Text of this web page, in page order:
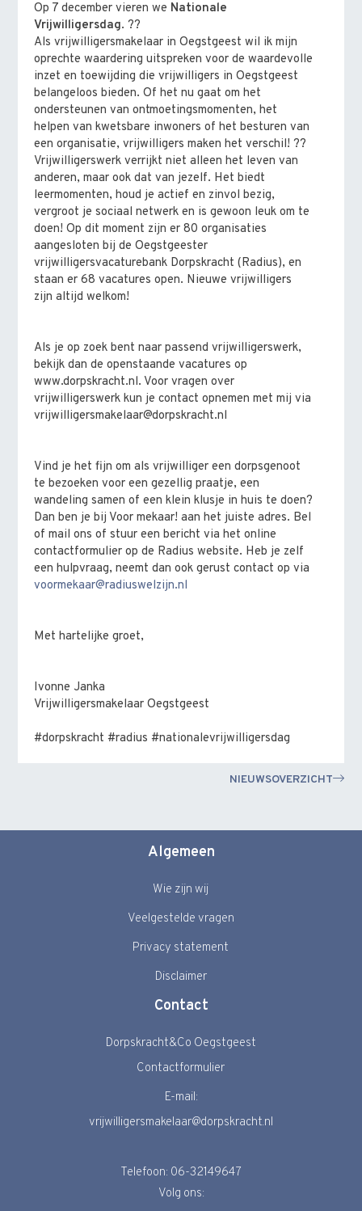
Op 7 december vieren we Nationale
Vrijwilligersdag. ??
Als vrijwilligersmakelaar in Oegstgeest wil ik mijn
oprechte waardering uitspreken voor de waardevolle
inzet en toewijding die vrijwilligers in Oegstgeest
belangeloos bieden. Of het nu gaat om het
ondersteunen van ontmoetingsmomenten, het
helpen van kwetsbare inwoners of het besturen van
een organisatie, vrijwilligers maken het verschil! ??
Vrijwilligerswerk verrijkt niet alleen het leven van
anderen, maar ook dat van jezelf. Het biedt
leermomenten, houd je actief en zinvol bezig,
vergroot je sociaal netwerk en is gewoon leuk om te
doen! Op dit moment zijn er 80 organisaties
aangesloten bij de Oegstgeester
vrijwilligersvacaturebank Dorpskracht (Radius), en
staan er 68 vacatures open. Nieuwe vrijwilligers
zijn altijd welkom!
Als je op zoek bent naar passend vrijwilligerswerk,
bekijk dan de openstaande vacatures op
www.dorpskracht.nl. Voor vragen over
vrijwilligerswerk kun je contact opnemen met mij via
vrijwilligersmakelaar@dorpskracht.nl
Vind je het fijn om als vrijwilliger een dorpsgenoot
te bezoeken voor een gezellig praatje, een
wandeling samen of een klein klusje in huis te doen?
Dan ben je bij Voor mekaar! aan het juiste adres. Bel
of mail ons of stuur een bericht via het online
contactformulier op de Radius website. Heb je zelf
een hulpvraag, neemt dan ook gerust contact op via
voormekaar@radiuswelzijn.nl
Met hartelijke groet,
Ivonne Janka
Vrijwilligersmakelaar Oegstgeest
#dorpskracht #radius #nationalevrijwilligersdag
NIEUWSOVERZICHT
Algemeen
Wie zijn wij
Veelgestelde vragen
Privacy statement
Disclaimer
Contact
Dorpskracht&Co Oegstgeest
Contactformulier
E-mail:
vrijwilligersmakelaar@dorpskracht.nl
Telefoon: 06-32149647
Volg ons: